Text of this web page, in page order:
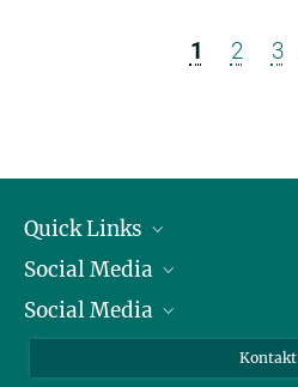
1 2 3
Quick Links
Präsident
Zahlen und Fakten
Social Media
Bluesky
Social Media
Kontakt